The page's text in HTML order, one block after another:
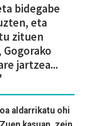
bidegabe
eta
zituen
jartzea...
aldarrikatu ohi